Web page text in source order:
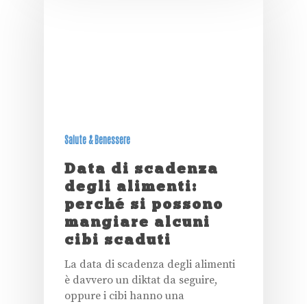
Salute & Benessere
Data di scadenza
degli alimenti:
perché si possono
mangiare alcuni
cibi scaduti
La data di scadenza degli alimenti
è davvero un diktat da seguire,
oppure i cibi hanno una